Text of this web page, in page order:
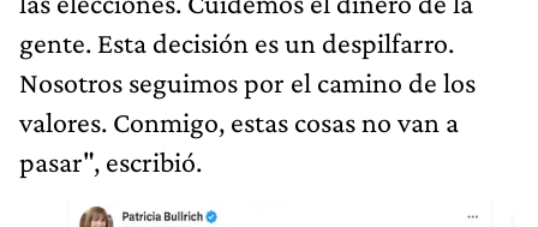
gente. Esta decisión es un despilfarro.
Nosotros seguimos por el camino de los
valores. Conmigo, estas cosas no van a
pasar", escribió.